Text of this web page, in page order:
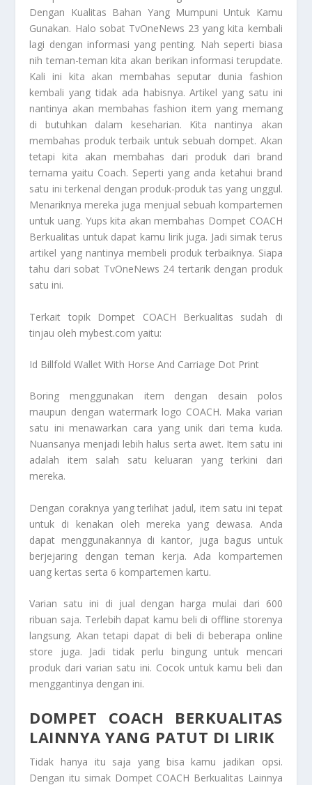
Dengan Kualitas Bahan Yang Mumpuni Untuk Kamu
Gunakan. Halo sobat TvOneNews 23 yang kita kembali
lagi dengan informasi yang penting. Nah seperti biasa
nih teman-teman kita akan berikan informasi terupdate.
Kali ini kita akan membahas seputar dunia fashion
kembali yang tidak ada habisnya. Artikel yang satu ini
nantinya akan membahas fashion item yang memang
di butuhkan dalam keseharian. Kita nantinya akan
membahas produk terbaik untuk sebuah dompet. Akan
tetapi kita akan membahas dari produk dari brand
ternama yaitu Coach. Seperti yang anda ketahui brand
satu ini terkenal dengan produk-produk tas yang unggul.
Menariknya mereka juga menjual sebuah kompartemen
untuk uang. Yups kita akan membahas Dompet COACH
Berkualitas untuk dapat kamu lirik juga. Jadi simak terus
artikel yang nantinya membeli produk terbaiknya. Siapa
tahu dari sobat TvOneNews 24 tertarik dengan produk
satu ini.
Terkait topik Dompet COACH Berkualitas sudah di
tinjau oleh mybest.com yaitu:
Id Billfold Wallet With Horse And Carriage Dot Print
Boring menggunakan item dengan desain polos
maupun dengan watermark logo COACH. Maka varian
satu ini menawarkan cara yang unik dari tema kuda.
Nuansanya menjadi lebih halus serta awet. Item satu ini
adalah item salah satu keluaran yang terkini dari
mereka.
Dengan coraknya yang terlihat jadul, item satu ini tepat
untuk di kenakan oleh mereka yang dewasa. Anda
dapat menggunakannya di kantor, juga bagus untuk
berjejaring dengan teman kerja. Ada kompartemen
uang kertas serta 6 kompartemen kartu.
Varian satu ini di jual dengan harga mulai dari 600
ribuan saja. Terlebih dapat kamu beli di offline storenya
langsung. Akan tetapi dapat di beli di beberapa online
store juga. Jadi tidak perlu bingung untuk mencari
produk dari varian satu ini. Cocok untuk kamu beli dan
menggantinya dengan ini.
DOMPET COACH BERKUALITAS
LAINNYA YANG PATUT DI LIRIK
Tidak hanya itu saja yang bisa kamu jadikan opsi.
Dengan itu simakDompet COACH Berkualitas Lainnya